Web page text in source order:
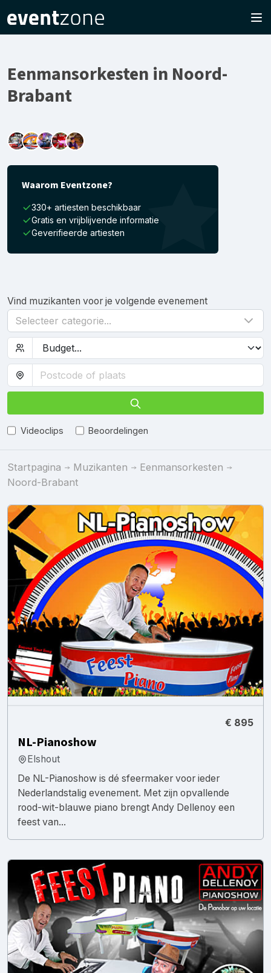
Eenmansorkesten in Noord-
Brabant
Waarom Eventzone?
330+ artiesten beschikbaar
Gratis en vrijblijvende informatie
Geverifieerde artiesten
Vind muzikanten voor je volgende evenement
Selecteer categorie...
Videoclips Beoordelingen
Startpagina Muzikanten
Eenmansorkesten
Noord-Brabant
€ 895
NL-Pianoshow
Elshout
De NL-Pianoshow is dé sfeermaker voor ieder
Nederlandstalig evenement. Met zijn opvallende
rood-wit-blauwe piano brengt Andy Dellenoy een
feest van...